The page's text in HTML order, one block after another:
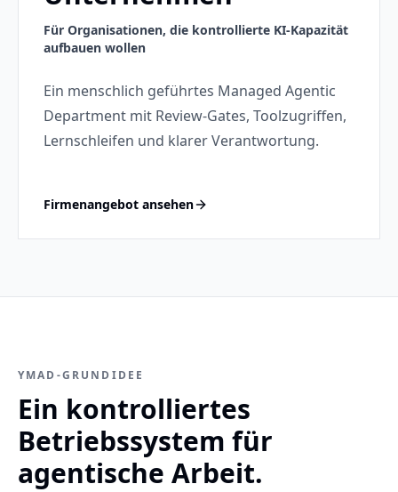
Für Organisationen, die kontrollierte KI-Kapazität
aufbauen wollen
Ein menschlich geführtes Managed Agentic
Department mit Review-Gates, Toolzugriffen,
Lernschleifen und klarer Verantwortung.
Firmenangebot ansehen
YMAD-GRUNDIDEE
Ein kontrolliertes
Betriebssystem für
agentische Arbeit.